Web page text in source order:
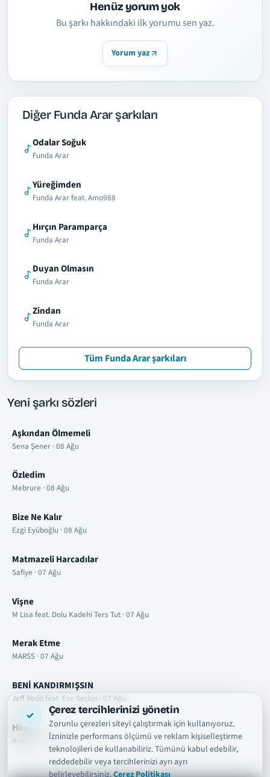
Çerez tercihlerinizi yönetin
Zorunlu çerezleri siteyi çalıştırmak için kullanıyoruz.
İzninizle performans ölçümü ve reklam kişiselleştirme
teknolojileri de kullanabiliriz. Tümünü kabul edebilir,
reddedebilir veya tercihlerinizi ayrı ayrı
Henüz yorum yok
Bu şarkı hakkındaki ilk yorumu sen yaz.
Yorum yaz
Diğer Funda Arar şarkıları
Odalar Soğuk
Funda Arar
Yüreğimden
Funda Arar feat. Amo988
Hırçın Paramparça
Funda Arar
Duyan Olmasın
Funda Arar
Zindan
Funda Arar
Tüm Funda Arar şarkıları
Yeni şarkı sözleri
Aşkından Ölmemeli
Sena Şener · 08 Ağu
Özledim
Mebrure · 08 Ağu
Bize Ne Kalır
Ezgi Eyüboğlu · 08 Ağu
Matmazeli Harcadılar
Safiye · 07 Ağu
Vişne
M Lisa feat. Dolu Kadehi Ters Tut · 07 Ağu
Merak Etme
MARSS · 07 Ağu
BENİ KANDIRMIŞSIN
Jeff Redd feat. Ece Seçkin · 07 Ağu
Hileli
manifest · 07 Ağu